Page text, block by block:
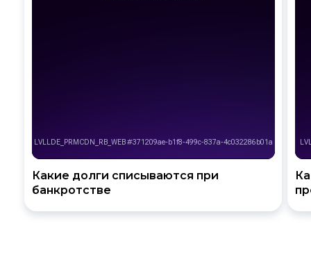
Какие долги списываются при
банкротстве